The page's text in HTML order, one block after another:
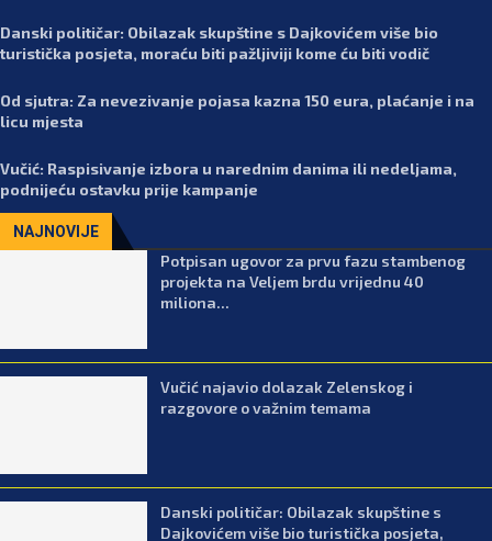
Danski političar: Obilazak skupštine s Dajkovićem više bio
turistička posjeta, moraću biti pažljiviji kome ću biti vodič
Od sjutra: Za nevezivanje pojasa kazna 150 eura, plaćanje i na
licu mjesta
Vučić: Raspisivanje izbora u narednim danima ili nedeljama,
podnijeću ostavku prije kampanje
NAJNOVIJE
Potpisan ugovor za prvu fazu stambenog
projekta na Veljem brdu vrijednu 40
miliona...
Vučić najavio dolazak Zelenskog i
razgovore o važnim temama
Danski političar: Obilazak skupštine s
Dajkovićem više bio turistička posjeta,